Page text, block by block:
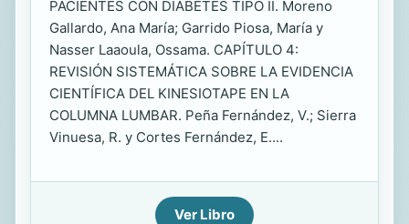
PACIENTES CON DIABETES TIPO II. Moreno
Gallardo, Ana María; Garrido Piosa, María y
Nasser Laaoula, Ossama. CAPÍTULO 4:
REVISIÓN SISTEMÁTICA SOBRE LA EVIDENCIA
CIENTÍFICA DEL KINESIOTAPE EN LA
COLUMNA LUMBAR. Peña Fernández, V.; Sierra
Vinuesa, R. y Cortes Fernández, E....
Ver Libro